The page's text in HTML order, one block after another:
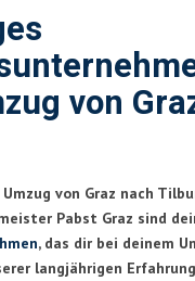
von
von Graz nach
Pabst Graz sind
, das dir bei deinem
langjährigen